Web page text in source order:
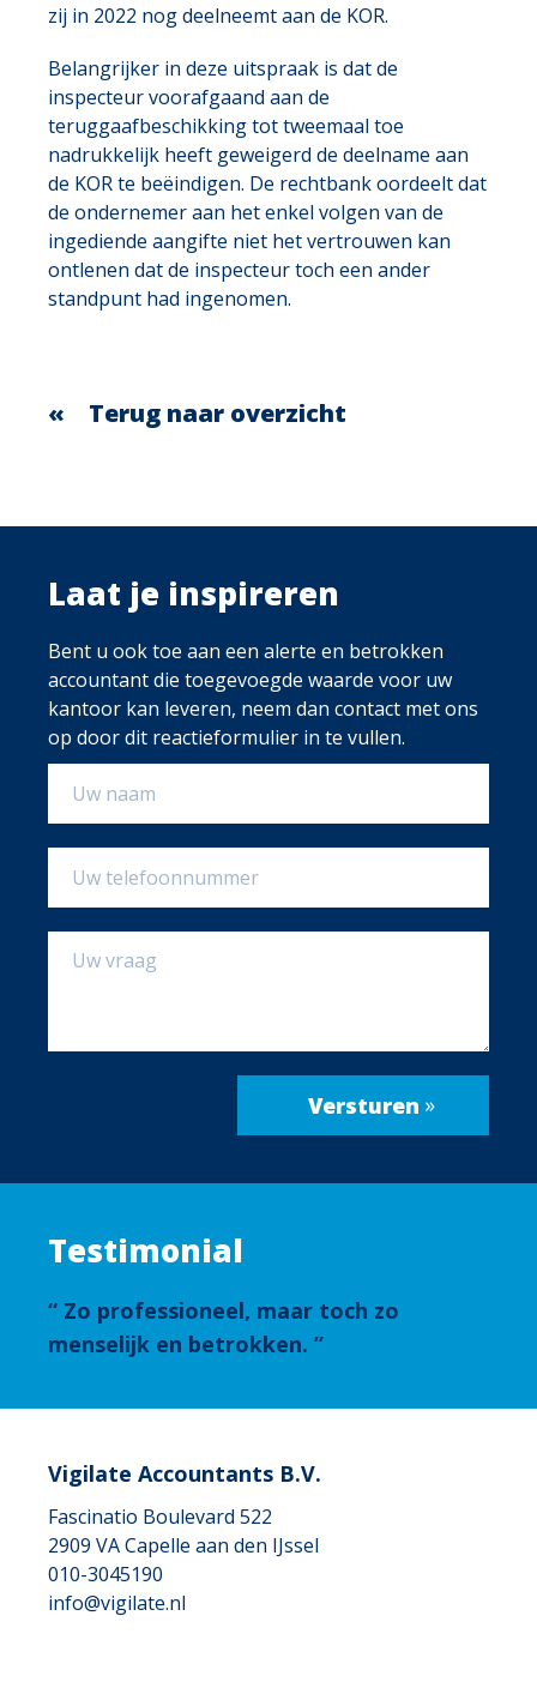
zij in 2022 nog deelneemt aan de KOR.
Belangrijker in deze uitspraak is dat de
inspecteur voorafgaand aan de
teruggaafbeschikking tot tweemaal toe
nadrukkelijk heeft geweigerd de deelname aan
de KOR te beëindigen. De rechtbank oordeelt dat
de ondernemer aan het enkel volgen van de
ingediende aangifte niet het vertrouwen kan
ontlenen dat de inspecteur toch een ander
standpunt had ingenomen.
Terug naar overzicht
Laat je inspireren
Bent u ook toe aan een alerte en betrokken
accountant die toegevoegde waarde voor uw
kantoor kan leveren, neem dan contact met ons
op door dit reactieformulier in te vullen.
Testimonial
Zo professioneel, maar toch zo
menselijk en betrokken.
Vigilate Accountants B.V.
Fascinatio Boulevard 522
2909 VACapelle aan den IJssel
010-3045190
info@vigilate.nl